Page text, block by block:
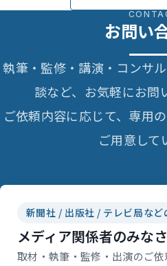
お問い
執筆・監修・講演・コンサ
談など、お気軽にお問
ご依頼内容に応じて、専用
ご用意して
新聞社 / 出版社 / テレビ局など
メディア関係者のみな
取材・執筆・監修・出演のご依